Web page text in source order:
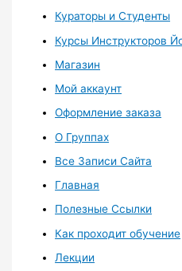
Кураторы и Студенты
Курсы Инструкторов
Магазин
Мой аккаунт
Оформление заказа
О Группах
Все Записи Сайта
Главная
Полезные Ссылки
Как проходит обучение
Лекции